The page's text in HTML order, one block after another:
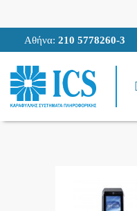
Αθήνα: 210 5778260-3